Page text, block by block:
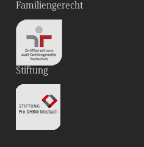
Familiengerecht
Stiftung